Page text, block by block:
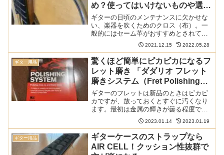
め？使ってはいけないものや選び
方も解説
ギターの日頃のメンテナンスに欠かせな
い、楽器を吹くためのクロス（布）。一
般的にはセーム革がおすすめとされてい
ますが、なぜなのでしょうか？また、身
近にあるものの中には楽器を拭くのに使
ってはいけないものもあるので解説しま
す。 クラシックギターの...
2021.12.15 2022.05.28
ギター用品
驚くほど簡単にピカピカになるフ
レット磨き 「ダダリオ フレット
磨きシステム（Fret Polishing
System PW-FRP）」を試す
ギターのフレットは新品のときはピカピ
カですが、放っておくとすぐに汚くなり
ます。最初は金属の輝きが曇る程度です
が、徐々に黄色くなり、そのうち青色の
錆が発生することに。特にあまり使わな
い12フレットより上のハイポジションは
危険です。そんなフレッ...
2023.01.14 2023.01.19
ギター用品
ギターケースのストラップなら
AIR CELL！クッション性抜群で